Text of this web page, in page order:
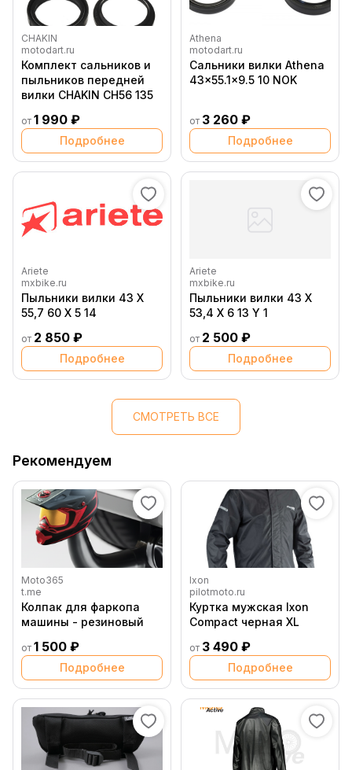
CHAKIN
motodart.ru
Комплект сальников и
пыльников передней
вилки CHAKIN CH56 135
от 1 990 ₽
Подробнее
Athena
motodart.ru
Сальники вилки Athena
43x55.1x9.5 10 NOK
от 3 260 ₽
Подробнее
Ariete
mxbike.ru
Пыльники вилки 43 X
55,7 60 X 5 14
от 2 850 ₽
Подробнее
Ariete
mxbike.ru
Пыльники вилки 43 X
53,4 X 6 13 Y 1
от 2 500 ₽
Подробнее
СМОТРЕТЬ ВСЕ
Рекомендуем
Moto365
t.me
Колпак для фаркопа
машины - резиновый
от 1 500 ₽
Подробнее
Ixon
pilotmoto.ru
Куртка мужская Ixon
Compact черная XL
от 3 490 ₽
Подробнее